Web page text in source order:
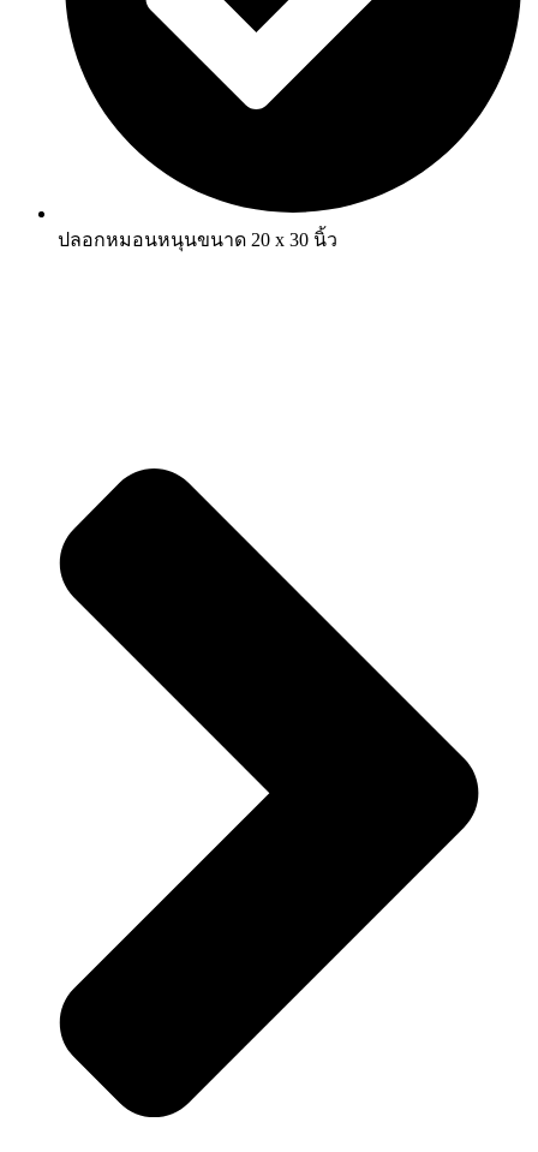
ปลอกหมอนหนุนขนาด 20 x 30 นิ้ว